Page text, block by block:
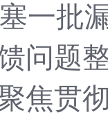
一批
问题
焦贯